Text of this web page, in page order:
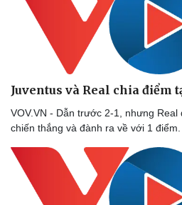
Sức khỏe
Cây thuốc
Sản phụ khoa
Nhi khoa
Nam khoa
Juventus và Real chia điểm
VOV.VN - Dẫn trước 2-1, nhưng Real
chiến thắng và đành ra về với 1 điểm.